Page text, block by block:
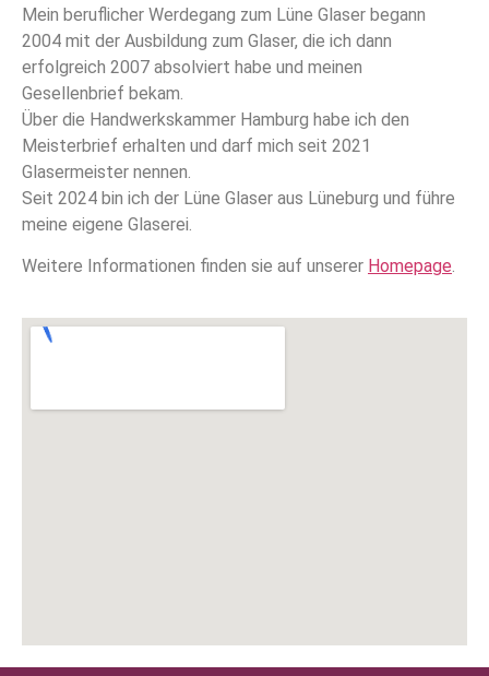
Mein beruflicher Werdegang zum Lüne Glaser begann
2004 mit der Ausbildung zum Glaser, die ich dann
erfolgreich 2007 absolviert habe und meinen
Gesellenbrief bekam.
Über die Handwerkskammer Hamburg habe ich den
Meisterbrief erhalten und darf mich seit 2021
Glasermeister nennen.
Seit 2024 bin ich der Lüne Glaser aus Lüneburg und führe
meine eigene Glaserei.
Weitere Informationen finden sie auf unserer Homepage.